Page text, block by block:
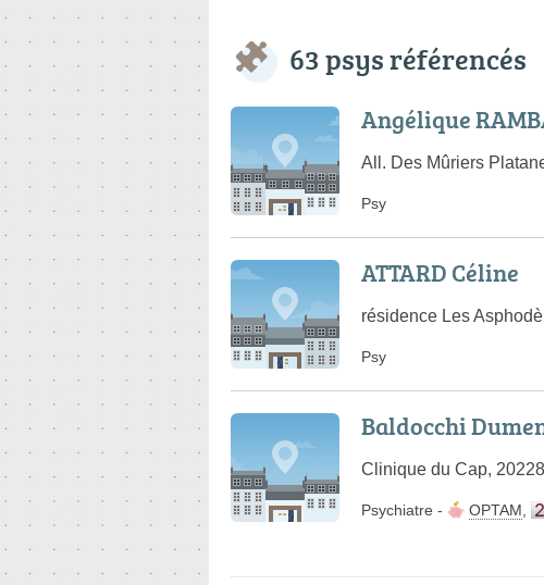
63 psys référencés
Angélique
All. Des Mûriers
Psy
ATTARD Céline
résidence Les
Psy
Baldocchi
Clinique du Cap,
Psychiatre - OPTAM